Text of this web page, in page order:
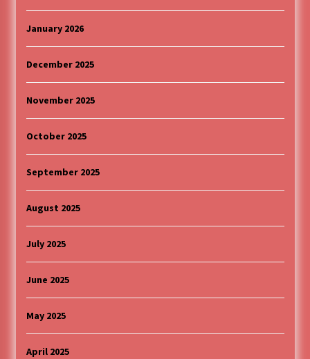
4 months ago
SCENI!
4 months ago
“ИМА РУПА ДА ПРОПАДНЕШ”
Prvenstvu regiona u Jagodini
5 months ago
January 2026
December 2025
November 2025
October 2025
September 2025
August 2025
July 2025
June 2025
May 2025
April 2025